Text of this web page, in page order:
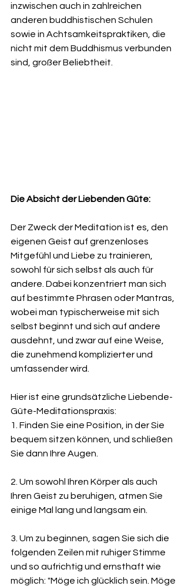
inzwischen auch in zahlreichen
anderen buddhistischen Schulen
sowie in Achtsamkeitspraktiken, die
nicht mit dem Buddhismus verbunden
sind, großer Beliebtheit.
Die Absicht der Liebenden Güte:
Der Zweck der Meditation ist es, den
eigenen Geist auf grenzenloses
Mitgefühl und Liebe zu trainieren,
sowohl für sich selbst als auch für
andere. Dabei konzentriert man sich
auf bestimmte Phrasen oder Mantras,
wobei man typischerweise mit sich
selbst beginnt und sich auf andere
ausdehnt, und zwar auf eine Weise,
die zunehmend komplizierter und
umfassender wird.
Hier ist eine grundsätzliche Liebende-
Güte-Meditationspraxis:
1. Finden Sie eine Position, in der Sie
bequem sitzen können, und schließen
Sie dann Ihre Augen.
2. Um sowohl Ihren Körper als auch
Ihren Geist zu beruhigen, atmen Sie
einige Mal lang und langsam ein.
3. Um zu beginnen, sagen Sie sich die
folgenden Zeilen mit ruhiger Stimme
und so aufrichtig und ernsthaft wie
möglich: "Möge ich glücklich sein. Möge